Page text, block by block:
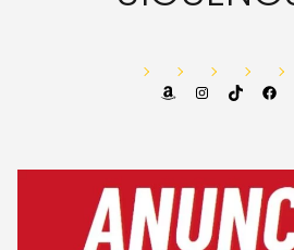
AmazonInstagram
TikTok